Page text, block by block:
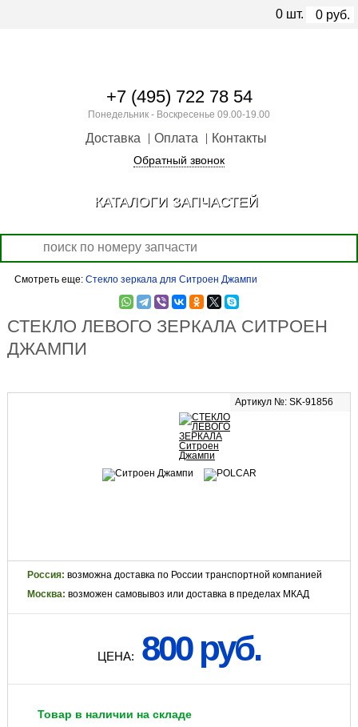
Смотреть еще: Стекло зеркала для Ситроен Джампи
СТЕКЛО ЛЕВОГО ЗЕРКАЛА СИТРОЕН
ДЖАМПИ
Артикул №: SK-91856
Россия: возможна доставка по России транспортной компанией
Москва: возможен самовывоз или доставка в пределах МКАД
ЦЕНА: 800 руб.
Товар в наличии на складе
+7 (495) 722 78 54
Понедельник - Воскресенье 09.00-19.00
Доставка Оплата Контакты
Обратный звонок
0 шт. 0 руб.
КАТАЛОГИ ЗАПЧАСТЕЙ